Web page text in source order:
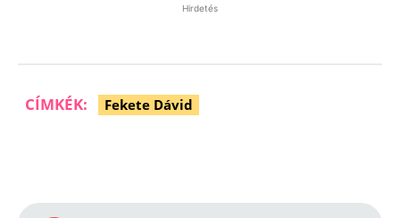
Hirdetés
CÍMKÉK: Fekete Dávid